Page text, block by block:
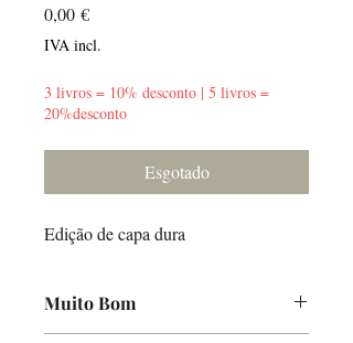
0,00 €Preço
IVA incl.
3 livros = 10% desconto | 5 livros =
20%desconto
Esgotado
Edição de capa dura
Muito Bom